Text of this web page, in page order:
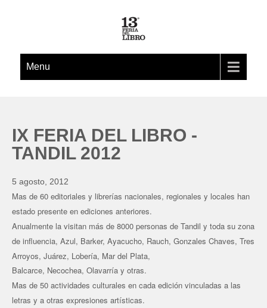
Menu
IX FERIA DEL LIBRO -
TANDIL 2012
5 agosto, 2012
Mas de 60 editoriales y librerías nacionales, regionales y locales han
estado presente en ediciones anteriores.
Anualmente la visitan más de 8000 personas de Tandil y toda su zona
de influencia, Azul, Barker, Ayacucho, Rauch, Gonzales Chaves, Tres
Arroyos, Juárez, Lobería, Mar del Plata,
Balcarce, Necochea, Olavarría y otras.
Mas de 50 actividades culturales en cada edición vinculadas a las
letras y a otras expresiones artísticas.